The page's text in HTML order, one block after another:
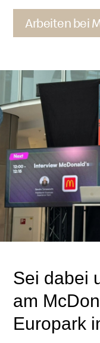
Arbeiten bei
Sei dabei
am
Europark